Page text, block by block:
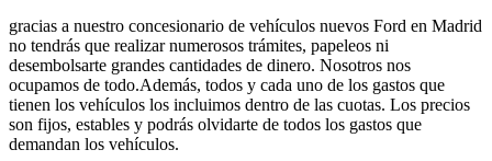
gracias a nuestro concesionario de vehículos nuevos Ford en Madrid
no tendrás que realizar numerosos trámites, papeleos ni
desembolsarte grandes cantidades de dinero. Nosotros nos
ocupamos de todo.Además, todos y cada uno de los gastos que
tienen los vehículos los incluimos dentro de las cuotas. Los precios
son fijos, estables y podrás olvidarte de todos los gastos que
demandan los vehículos.